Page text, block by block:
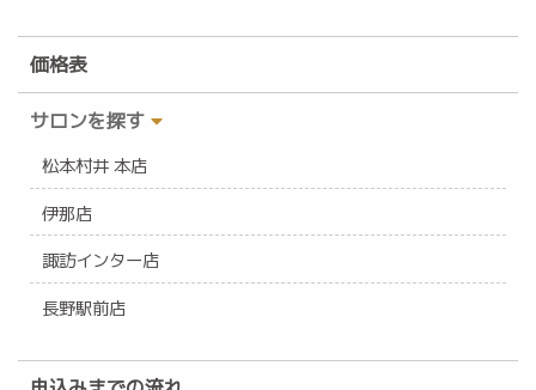
価格表
サロンを探す
松本村井 本店
伊那店
諏訪インター店
長野駅前店